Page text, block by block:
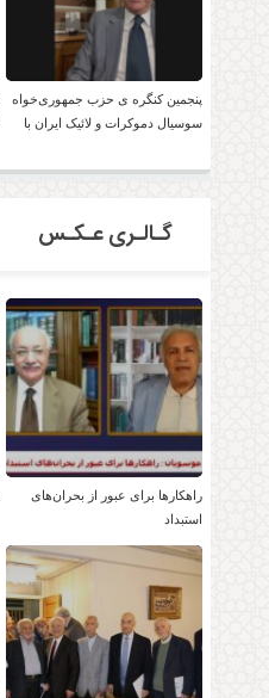
پنجمین کنگره ی حزب جمهوری‌خواه
سوسیال دموکرات و لائیک ایران با
گـالـری عـکـس
راهکارها برای عبور از بحران‌های
استبداد